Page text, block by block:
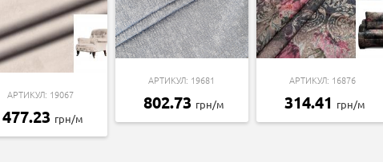
АРТИКУЛ: 19067
477.23 грн/м
АРТИКУЛ: 19681
802.73 грн/м
АРТИКУЛ: 16876
314.41 грн/м